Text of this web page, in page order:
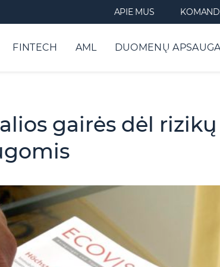
APIE MUS
FINTECH AML DUOMENŲ
gairės dėl